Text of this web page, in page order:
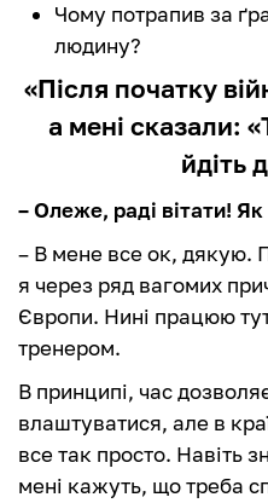
Чому потрапив за
людину?
«Після початку
а мені сказали:
йдіть
– Олеже, раді вітати!
– В мене все ок, дякую.
я через ряд вагомих
Європи. Нині працюю
тренером.
В принципі, час
влаштуватися, але в
все так просто. Навіть
мені кажуть, що треба